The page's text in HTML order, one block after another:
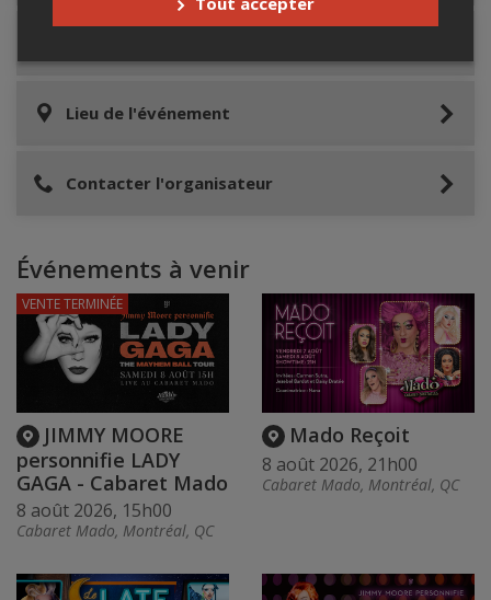
Lieu de l'événement
Contacter l'organisateur
Événements à venir
JIMMY MOORE
personnifie LADY
GAGA - Cabaret Mado
8 août 2026, 15h00
Cabaret Mado, Montréal, QC
VENTE TERMINÉE
Mado Reçoit
8 août 2026, 21h00
Cabaret Mado, Montréal, QC